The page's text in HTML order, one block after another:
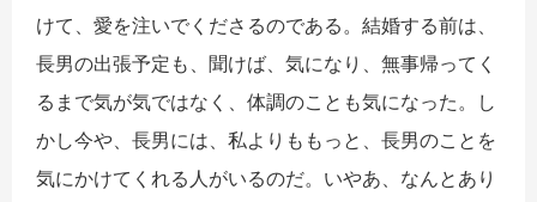
けて、愛を注いでくださるのである。結婚する前は、
長男の出張予定も、聞けば、気になり、無事帰ってく
るまで気が気ではなく、体調のことも気になった。し
かし今や、長男には、私よりももっと、長男のことを
気にかけてくれる人がいるのだ。いやあ、なんとあり